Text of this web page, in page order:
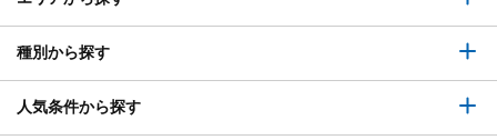
種別から探す
人気条件から探す